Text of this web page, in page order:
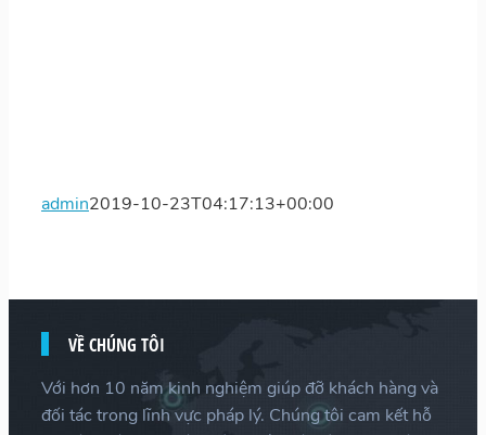
admin2019-10-23T04:17:13+00:00
VỀ CHÚNG TÔI
Với hơn 10 năm kinh nghiệm giúp đỡ khách hàng và
đối tác trong lĩnh vực pháp lý. Chúng tôi cam kết hỗ